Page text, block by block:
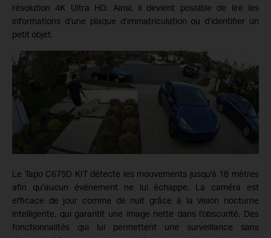
résolution 4K Ultra HD. Ainsi, il devient possible de lire les
informations d’une plaque d’immatriculation ou d’identifier un
petit objet.
Le Tapo C675D KIT détecte les mouvements jusqu'à 18 mètres
afin qu’aucun événement ne lui échappe. La caméra est
efficace de jour comme de nuit grâce à la vision nocturne
intelligente, qui garantit une image nette dans l’obscurité. Des
fonctionnalités qui lui permettent une surveillance sans